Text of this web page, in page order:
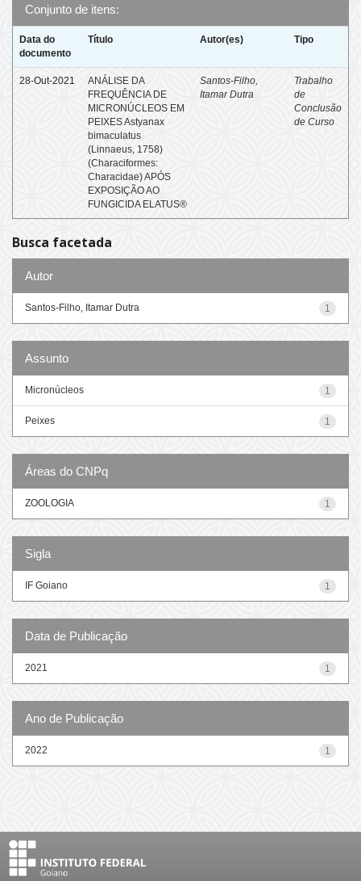
Conjunto de itens:
Data do
documento
Título Autor(es) Tipo
28-Out-2021
ANÁLISE DA
FREQUÊNCIA DE
MICRONÚCLEOS EM
PEIXES Astyanax
bimaculatus
(Linnaeus, 1758)
(Characiformes:
Characidae) APÓS
EXPOSIÇÃO AO
FUNGICIDA ELATUS®
Santos-Filho,
Itamar Dutra
Trabalho
de
Conclusão
de Curso
Busca facetada
Autor
1
Santos-Filho, Itamar Dutra
Assunto
1
Micronúcleos
1
Peixes
Áreas do CNPq
1
ZOOLOGIA
Sigla
1
IF Goiano
Data de Publicação
1
2021
Ano de Publicação
1
2022